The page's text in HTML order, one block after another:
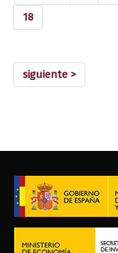
18
siguiente >